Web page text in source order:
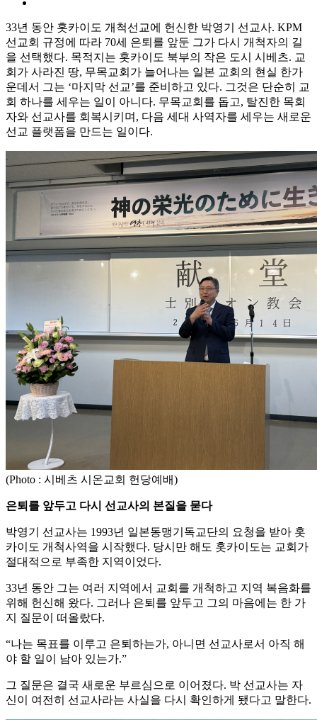
33년 동안 홋카이도 개척선교에 헌신한 박영기 선교사. KPM
선교회 규정에 따라 70세 은퇴를 앞둔 그가 다시 개척자의 길
을 선택했다. 목적지는 홋카이도 북부의 작은 도시 시베츠. 교
회가 사라진 땅, 무목교회가 늘어나는 일본 교회의 현실 한가
운데서 그는 ‘마지막 선교’를 준비하고 있다. 그것은 단순히 교
회 하나를 세우는 일이 아니다. 무목교회를 돕고, 탈진한 목회
자와 선교사를 회복시키며, 다음 세대 사역자를 세우는 새로운
선교 플랫폼을 만드는 일이다.
(Photo : 시베츠 시온교회 헌당예배)
은퇴를 앞두고 다시 선교사의 본질을 묻다
박영기 선교사는 1993년 일본동맹기독교단의 요청을 받아 홋
카이도 개척사역을 시작했다. 당시만 해도 홋카이도는 교회가
절대적으로 부족한 지역이었다.
33년 동안 그는 여러 지역에서 교회를 개척하고 지역 복음화를
위해 헌신해 왔다. 그러나 은퇴를 앞두고 그의 마음에는 한 가
지 질문이 떠올랐다.
“나는 목표를 이루고 은퇴하는가, 아니면 선교사로서 아직 해
야 할 일이 남아 있는가.”
그 질문은 결국 새로운 부르심으로 이어졌다. 박 선교사는 자
신이 여전히 선교사라는 사실을 다시 확인하게 됐다고 말한다.